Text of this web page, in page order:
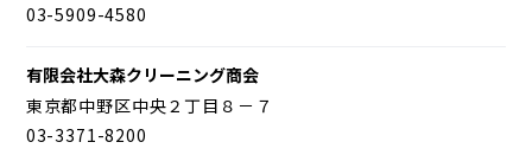
03-5909-4580
有限会社大森クリーニング商会
東京都中野区中央２丁目８－７
03-3371-8200